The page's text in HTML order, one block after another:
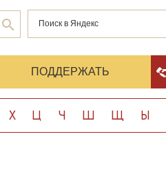
ПОДДЕРЖАТЬ
Х Ц Ч Ш Щ Ы